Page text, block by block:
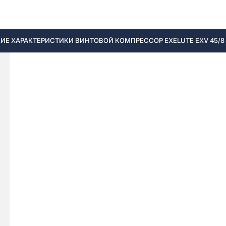
ХАРАКТЕРИСТИКИ ВИНТОВОЙ КОМПРЕССОР EXELUTE EXV 45/8